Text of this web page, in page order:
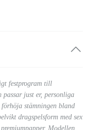
festprogram till
just er, personliga
stämningen bland
dragspelsform med sex
Modellen